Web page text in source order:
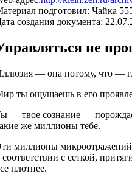
подготовил: Чайка
создания документа:
не
— она потому, что —
ты ощущаешь в его
— твое сознание —
же миллионы тебе.
миллионы микроотражений
соответствии с сеткой,
плотнее.